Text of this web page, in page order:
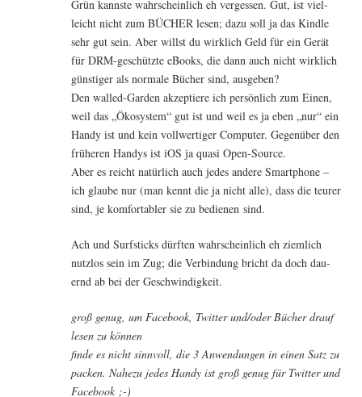
Grün kanns­te wahr­schein­lich eh ver­ges­sen. Gut, ist viel­
leicht nicht zum BÜCHER lesen; dazu soll ja das Kind­le
sehr gut sein. Aber willst du wirk­lich Geld für ein Gerät
für DRM-geschütz­te eBooks, die dann auch nicht wirk­lich
güns­ti­ger als nor­ma­le Bücher sind, ausgeben?
Den wal­led-Gar­den akzep­tie­re ich per­sön­lich zum Einen,
weil das „Öko­sys­tem“ gut ist und weil es ja eben „nur“ ein
Han­dy ist und kein voll­wer­ti­ger Com­pu­ter. Gegen­über den
frü­he­ren Han­dys ist iOS ja qua­si Open-Source.
Aber es reicht natür­lich auch jedes ande­re Smart­phone –
ich glau­be nur (man kennt die ja nicht alle), dass die teu­rer
sind, je kom­for­ta­bler sie zu bedie­nen sind.
Ach und Surf­sticks dürf­ten wahr­schein­lich eh ziem­lich
nutz­los sein im Zug; die Ver­bin­dung bricht da doch dau­
ernd ab bei der Geschwindigkeit.
groß genug, um Face­book, Twit­ter und/oder Bücher drauf
lesen zu können
fin­de es nicht sinn­voll, die 3 Anwen­dun­gen in einen Satz zu
packen. Nahe­zu jedes Han­dy ist groß genug für Twit­ter und
Facebook ;-)